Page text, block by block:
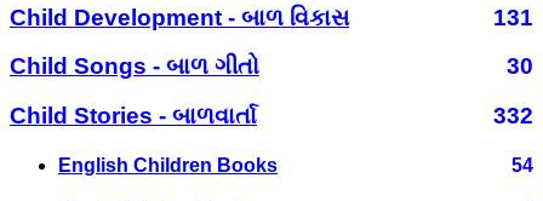
Child Development - બાળ વિકાસ
131
Child Songs - બાળ ગીતો
30
Child Stories - બાળવાર્તા
332
English Children Books 54